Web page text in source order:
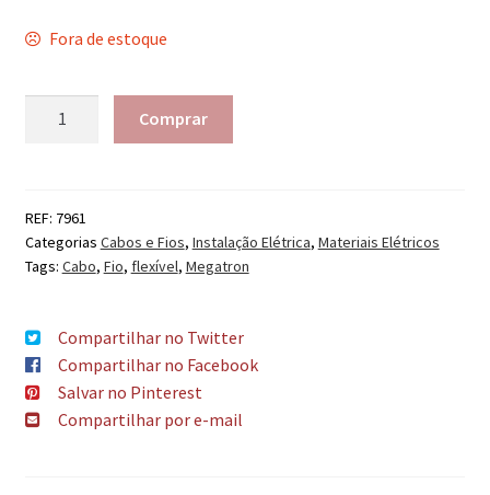
Fora de estoque
Quantidade Comprar
REF: 7961
Categorias Cabos e Fios, Instalação Elétrica, Materiais Elétricos
Tags: Cabo, Fio, flexível, Megatron
Compartilhar no Twitter
Compartilhar no Facebook
Salvar no Pinterest
Compartilhar por e-mail